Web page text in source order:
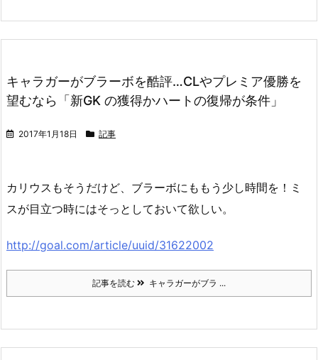
キャラガーがブラーボを酷評…CLやプレミア優勝を
望むなら「新GK の獲得かハートの復帰が条件」
2017年1月18日 記事
カリウスもそうだけど、ブラーボにももう少し時間を！ミ
スが目立つ時にはそっとしておいて欲しい。
http://goal.com/article/uuid/31622002
記事を読む キャラガーがブラ ...